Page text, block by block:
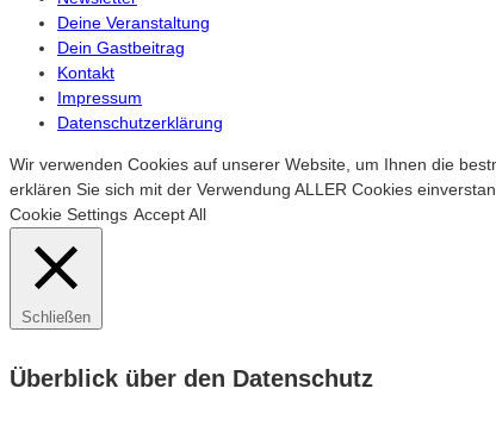
Deine Veranstaltung
Dein Gastbeitrag
Kontakt
Impressum
Datenschutzerklärung
Wir verwenden Cookies auf unserer Website, um Ihnen die
erklären Sie sich mit der Verwendung ALLER Cookies
Cookie Settings Accept All
Schließen
Überblick über den Datenschutz